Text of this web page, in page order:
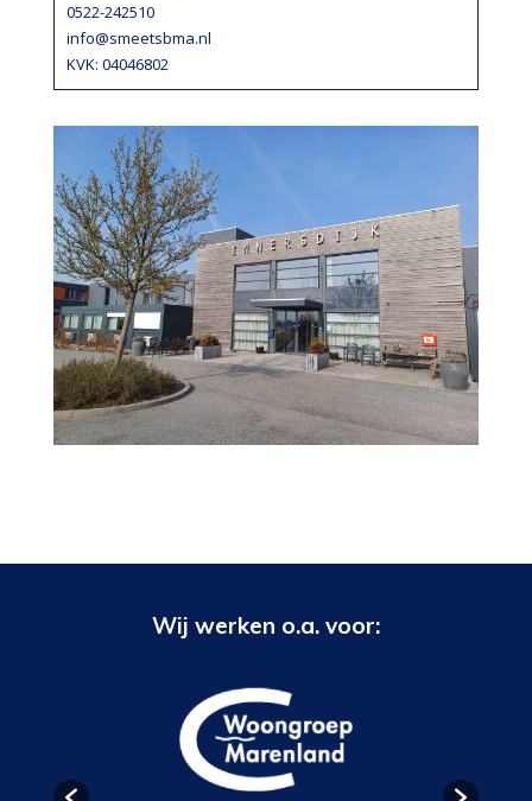
0522-242510
info@smeetsbma.nl
KVK: 04046802
Wij werken o.a. voor: